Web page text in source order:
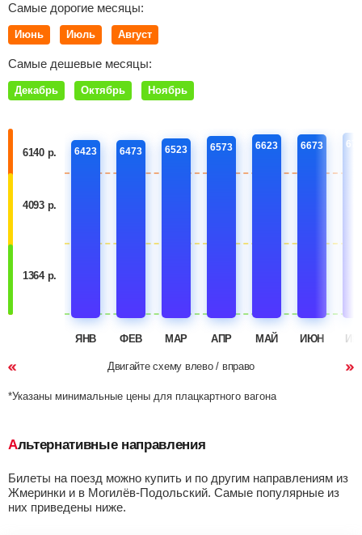
Самые дорогие месяцы:
Июнь Июль Август
Самые дешевые месяцы:
Декабрь Октябрь Ноябрь
6140 р.
4093 р.
1364 р.
6423
ЯНВ
6473
ФЕВ
6523
МАР
6573
АПР
6623
МАЙ
6673
ИЮН
Двигайте схему влево / вправо
*Указаны минимальные цены для плацкартного вагона
Альтернативные направления
Билеты на поезд можно купить и по другим направлениям из
Жмеринки и в Могилёв-Подольский. Самые популярные из
них приведены ниже.